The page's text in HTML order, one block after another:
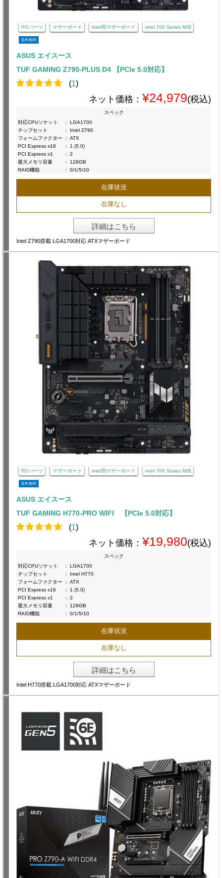
PCパーツ マザーボード intel用マザーボード intel 700 Series M/B
送料無料
ASUS エイスース
TUF GAMING Z790-PLUS D4 【PCIe 5.0対応】
(1)
ネット価格： ¥24,979(税込)
スペック
対応CPUソケット
:
LGA1700
チップセット
:
Intel Z790
フォームファクター
:
ATX
PCI Express x16
:
1 (5.0)
PCI Express x1
:
2
最大メモリ容量
:
128GB
RAID機能
: 0/1/5/10
在庫状況
在庫なし
詳細はこちら
Intel Z790搭載 LGA1700対応 ATXマザーボード
PCパーツ マザーボード intel用マザーボード intel 700 Series M/B
送料無料
ASUS エイスース
TUF GAMING H770-PRO WIFI 【PCIe 5.0対応】
(1)
ネット価格： ¥19,980(税込)
スペック
対応CPUソケット
:
LGA1700
チップセット
:
Intel H770
フォームファクター
:
ATX
PCI Express x16
:
1 (5.0)
PCI Express x1
:
2
最大メモリ容量
:
128GB
RAID機能
: 0/1/5/10
在庫状況
在庫なし
詳細はこちら
Intel H770搭載 LGA1700対応 ATXマザーボード